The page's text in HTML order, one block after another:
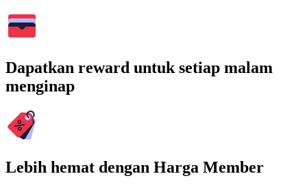
Dapatkan reward untuk setiap malam
menginap
Lebih hemat dengan Harga Member